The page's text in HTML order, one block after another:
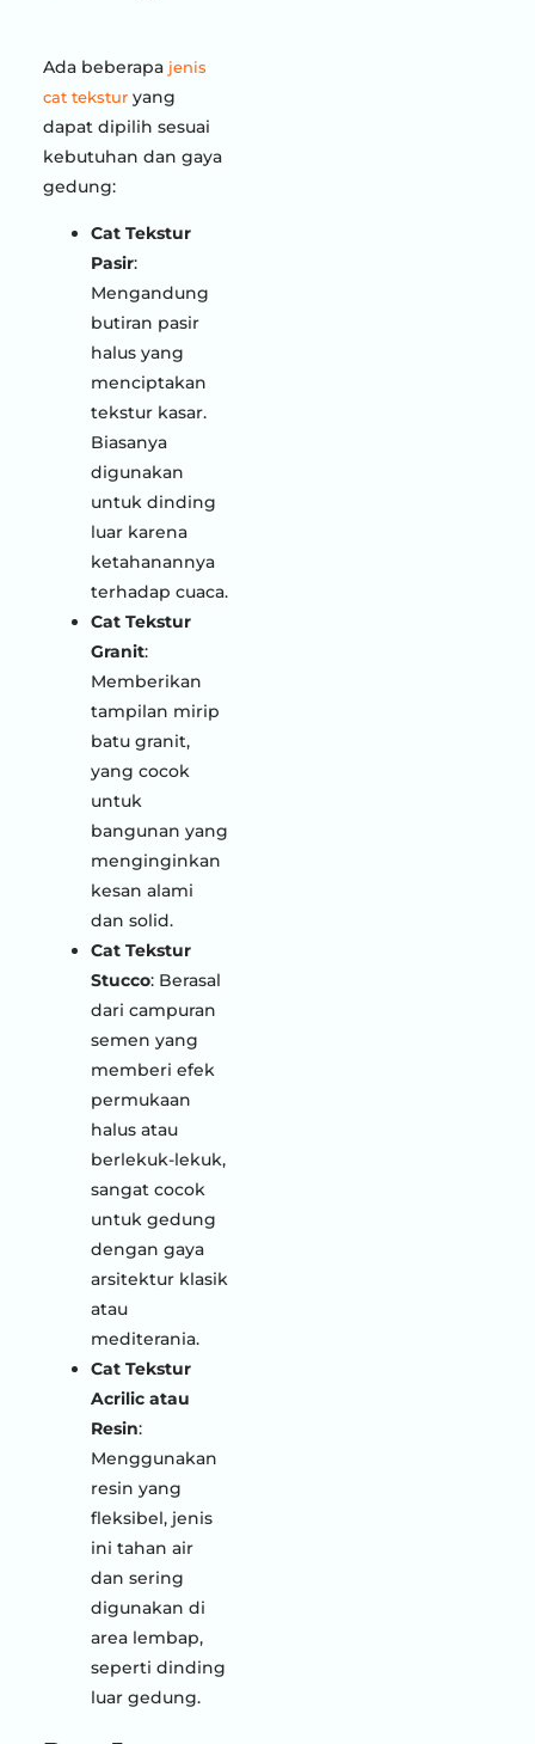
Ada beberapa jenis
cat tekstur yang
dapat dipilih sesuai
kebutuhan dan gaya
gedung:
Cat Tekstur
Pasir:
Mengandung
butiran pasir
halus yang
menciptakan
tekstur kasar.
Biasanya
digunakan
untuk dinding
luar karena
ketahanannya
terhadap cuaca.
Cat Tekstur
Granit:
Memberikan
tampilan mirip
batu granit,
yang cocok
untuk
bangunan yang
menginginkan
kesan alami
dan solid.
Cat Tekstur
Stucco: Berasal
dari campuran
semen yang
memberi efek
permukaan
halus atau
berlekuk-lekuk,
sangat cocok
untuk gedung
dengan gaya
arsitektur klasik
atau
mediterania.
Cat Tekstur
Acrilic atau
Resin:
Menggunakan
resin yang
fleksibel, jenis
ini tahan air
dan sering
digunakan di
area lembap,
seperti dinding
luar gedung.